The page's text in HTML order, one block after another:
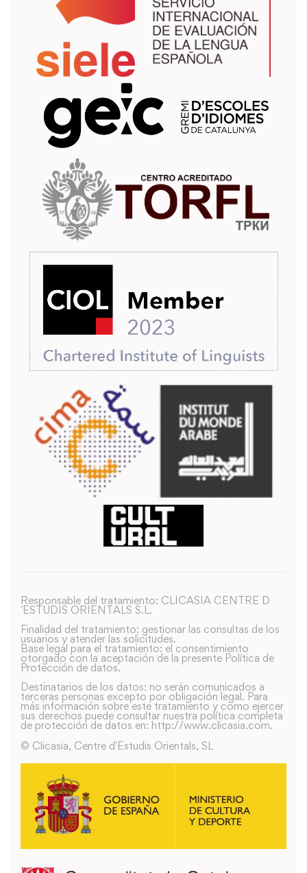
Responsable del tratamiento: CLICASIA CENTRE D
´ESTUDIS ORIENTALS S.L.
Finalidad del tratamiento: gestionar las consultas de los
usuarios y atender las solicitudes.
Base legal para el tratamiento: el consentimiento
otorgado con la aceptación de la presente Política de
Protección de datos.
Destinatarios de los datos: no serán comunicados a
terceras personas excepto por obligación legal. Para
más información sobre este tratamiento y como ejercer
sus derechos puede consultar nuestra política completa
de protección de datos en: http://www.clicasia.com.
© Clicasia, Centre d'Estudis Orientals, SL